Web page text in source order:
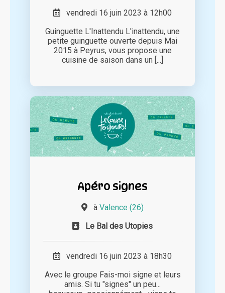
vendredi 16 juin 2023 à 12h00
Guinguette L'Inattendu L'inattendu, une
petite guinguette ouverte depuis Mai
2015 à Peyrus, vous propose une
cuisine de saison dans un [...]
Apéro signes
à Valence (26)
Le Bal des Utopies
vendredi 16 juin 2023 à 18h30
Avec le groupe Fais-moi signe et leurs
amis. Si tu "signes" un peu...